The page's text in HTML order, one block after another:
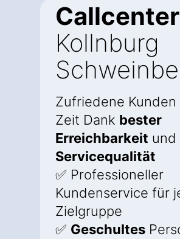
Callcenter
Kollnburg
Zufriedene
Zeit Dank bester
Erreichbarkeit und
Servicequalität
✅ Professioneller
Kundenservice für
Zielgruppe
✅ Geschultes